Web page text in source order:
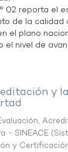
02 reporta el
de la calidad
el plano
el nivel de
y
- SINEACE (
y